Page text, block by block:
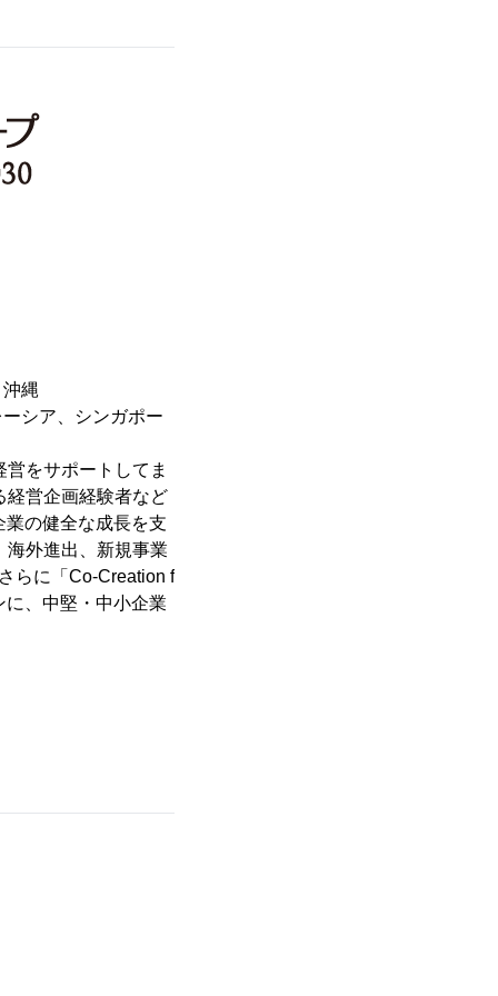
縄
シア、シンガポー
をサポートしてま
経営企画経験者など
の健全な成長を支
海外進出、新規事業
らに「Co-Creation f
、中堅・中小企業